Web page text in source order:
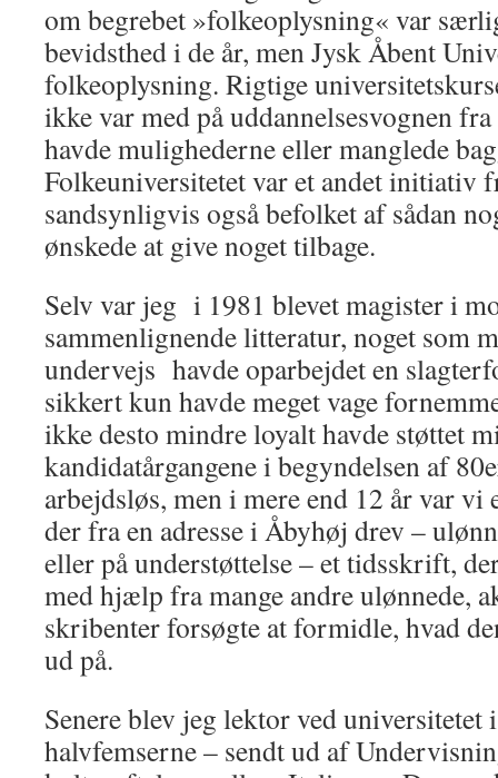
om begrebet »folkeoplysning« var
bevidsthed i de år, men Jysk Åbent
folkeoplysning. Rigtige
ikke var med på uddannelsesvognen
havde mulighederne eller manglede
Folkeuniversitetet var et andet initiativ
sandsynligvis også befolket af sådan
ønskede at give noget tilbage.
Selv var jeg i 1981 blevet magister i
sammenlignende litteratur, noget som
undervejs havde oparbejdet en
sikkert kun havde meget vage
ikke desto mindre loyalt havde støttet
kandidatårgangene i begyndelsen af
arbejdsløs, men i mere end 12 år var
der fra en adresse i Åbyhøj drev –
eller på understøttelse – et tidsskrift,
med hjælp fra mange andre ulønnede,
skribenter forsøgte at formidle, hvad
ud på.
Senere blev jeg lektor ved
halvfemserne – sendt ud af